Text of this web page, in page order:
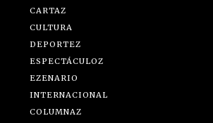
CARTAZ
CULTURA
DEPORTEZ
ESPECTÁCULOZ
EZENARIO
INTERNACIONAL
COLUMNAZ